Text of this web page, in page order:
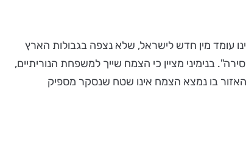
עומד מין חדש לישראל, שלא נצפה בגבולות הארץ
בנימיני מציין כי הצמח שייך למשפחת הנוריתיים,
בו נמצא הצמח אינו שטח שנסקר מספיק